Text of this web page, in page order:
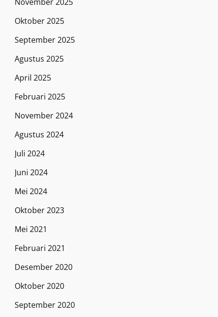
Oktober 2025
September 2025
Agustus 2025
April 2025
Februari 2025
November 2024
Agustus 2024
Juli 2024
Juni 2024
Mei 2024
Oktober 2023
Mei 2021
Februari 2021
Desember 2020
Oktober 2020
September 2020